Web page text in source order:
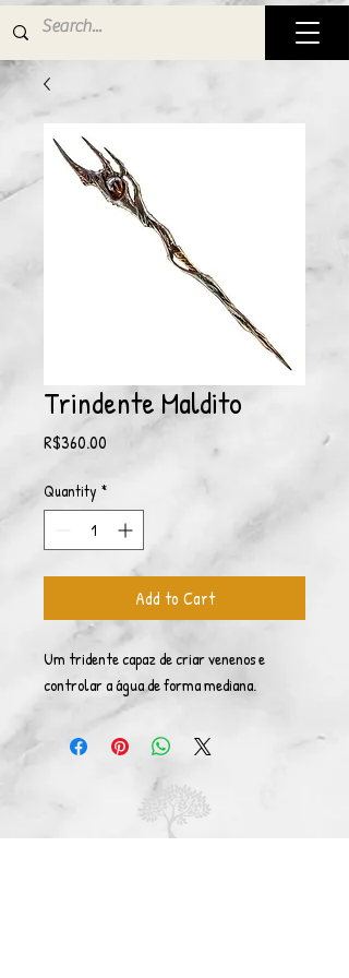
Trindente Maldito
R$360.00
Quantity *
Add to Cart
Um tridente capaz de criar venenos e
controlar a água de forma mediana.